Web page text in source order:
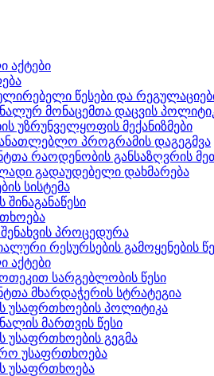
აქტები
წესები და
მონაცემთა დაცვის
უზრუნველყოფის მექანიზმები
პროგრამის დაგეგმვა
რაოდენობის განსაზღვრის
გადაუდებელი დახმარება
სისტემა
შინაგანაწესი
შენახვის პროცედურა
რესურსების გამოყენების
აქტები
სარგებლობის წესი
მხარდაჭერის სტრატეგია
უსაფრთხოების პოლიტიკა
მართვის წესი
უსაფრთხოების გეგმა
უსაფრთხოება
უსაფრთხოება